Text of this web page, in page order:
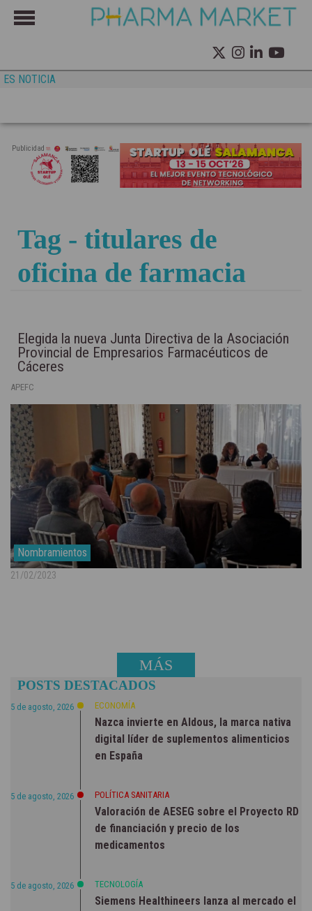
ES NOTICIA
Publicidad
Tag - titulares de
oficina de farmacia
Elegida la nueva Junta Directiva de la Asociación
Provincial de Empresarios Farmacéuticos de
Cáceres
APEFC
Nombramientos
21/02/2023
MÁS
NOTICIAS
POSTS DESTACADOS
5 de agosto, 2026 ECONOMÍA
Nazca invierte en Aldous, la marca nativa
digital líder de suplementos alimenticios
en España
5 de agosto, 2026 POLÍTICA SANITARIA
Valoración de AESEG sobre el Proyecto RD
de financiación y precio de los
medicamentos
5 de agosto, 2026 TECNOLOGÍA
Siemens Healthineers lanza al mercado el